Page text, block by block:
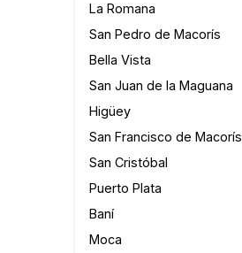
La Romana
San Pedro de Macorís
Bella Vista
San Juan de la Maguana
Higüey
San Francisco de Macorís
San Cristóbal
Puerto Plata
Baní
Moca